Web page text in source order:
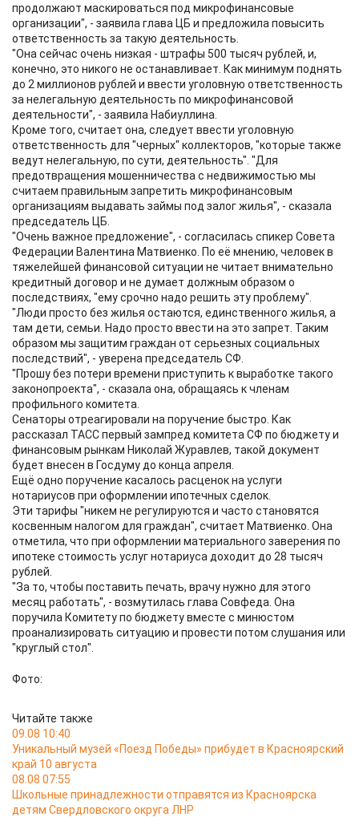
продолжают маскироваться под микрофинансовые
организации", - заявила глава ЦБ и предложила повысить
ответственность за такую деятельность.
"Она сейчас очень низкая - штрафы 500 тысяч рублей, и,
конечно, это никого не останавливает. Как минимум поднять
до 2 миллионов рублей и ввести уголовную ответственность
за нелегальную деятельность по микрофинансовой
деятельности", - заявила Набиуллина.
Кроме того, считает она, следует ввести уголовную
ответственность для "черных" коллекторов, "которые также
ведут нелегальную, по сути, деятельность". "Для
предотвращения мошенничества с недвижимостью мы
считаем правильным запретить микрофинансовым
организациям выдавать займы под залог жилья", - сказала
председатель ЦБ.
"Очень важное предложение", - согласилась спикер Совета
Федерации Валентина Матвиенко. По её мнению, человек в
тяжелейшей финансовой ситуации не читает внимательно
кредитный договор и не думает должным образом о
последствиях, "ему срочно надо решить эту проблему".
"Люди просто без жилья остаются, единственного жилья, а
там дети, семьи. Надо просто ввести на это запрет. Таким
образом мы защитим граждан от серьезных социальных
последствий", - уверена председатель СФ.
"Прошу без потери времени приступить к выработке такого
законопроекта", - сказала она, обращаясь к членам
профильного комитета.
Сенаторы отреагировали на поручение быстро. Как
рассказал ТАСС первый зампред комитета СФ по бюджету и
финансовым рынкам Николай Журавлев, такой документ
будет внесен в Госдуму до конца апреля.
Ещё одно поручение касалось расценок на услуги
нотариусов при оформлении ипотечных сделок.
Эти тарифы "никем не регулируются и часто становятся
косвенным налогом для граждан", считает Матвиенко. Она
отметила, что при оформлении материального заверения по
ипотеке стоимость услуг нотариуса доходит до 28 тысяч
рублей.
"За то, чтобы поставить печать, врачу нужно для этого
месяц работать", - возмутилась глава Совфеда. Она
поручила Комитету по бюджету вместе с минюстом
проанализировать ситуацию и провести потом слушания или
"круглый стол".
Фото:
Читайте также
09.08 10:40
Уникальный музей «Поезд Победы» прибудет в Красноярский
край 10 августа
08.08 07:55
Школьные принадлежности отправятся из Красноярска
детям Свердловского округа ЛНР